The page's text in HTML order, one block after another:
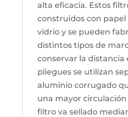
alta eficacia. Estos
construidos con papel
vidrio y se pueden
distintos tipos de
conservar la distancia
pliegues se utilizan
aluminio corrugado
una mayor circulación
filtro va sellado